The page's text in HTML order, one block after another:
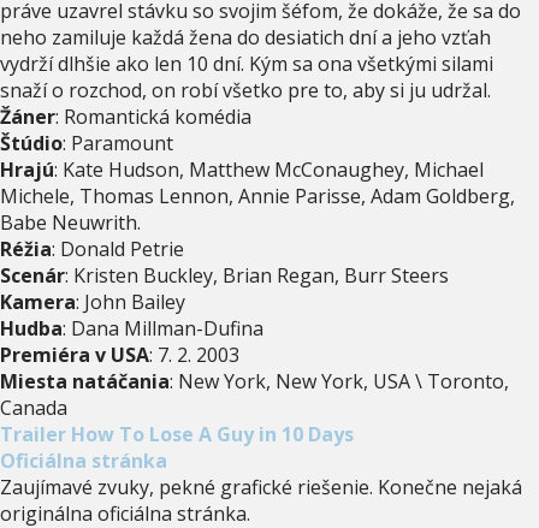
práve uzavrel stávku so svojim šéfom, že dokáže, že sa do
neho zamiluje každá žena do desiatich dní a jeho vzťah
vydrží dlhšie ako len 10 dní. Kým sa ona všetkými silami
snaží o rozchod, on robí všetko pre to, aby si ju udržal.
Žáner: Romantická komédia
Štúdio: Paramount
Hrajú: Kate Hudson, Matthew McConaughey, Michael
Michele, Thomas Lennon, Annie Parisse, Adam Goldberg,
Babe Neuwrith.
Réžia: Donald Petrie
Scenár: Kristen Buckley, Brian Regan, Burr Steers
Kamera: John Bailey
Hudba: Dana Millman-Dufina
Premiéra v USA: 7. 2. 2003
Miesta natáčania: New York, New York, USA \ Toronto,
Canada
Trailer How To Lose A Guy in 10 Days
Oficiálna stránka
Zaujímavé zvuky, pekné grafické riešenie. Konečne nejaká
originálna oficiálna stránka.